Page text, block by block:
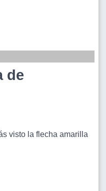
de
visto la flecha amarilla